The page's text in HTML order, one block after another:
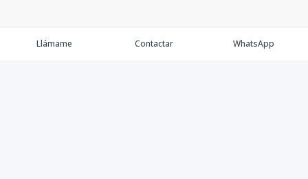
Llámame Contactar WhatsApp